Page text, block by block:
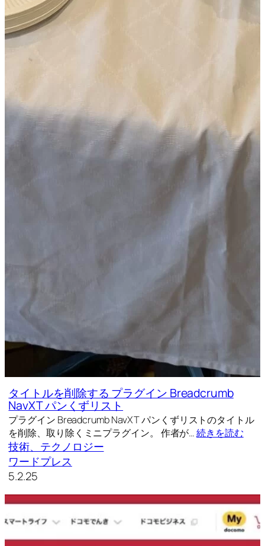
タイトルを削除する プラグイン Breadcrumb
NavXT パンくずリスト
プラグイン Breadcrumb NavXT パンくずリストのタイトル
を削除、取り除くミニプラグイン。 作者が…続きを読む
技術、テクノロジー
ワードプレス
5.2.25